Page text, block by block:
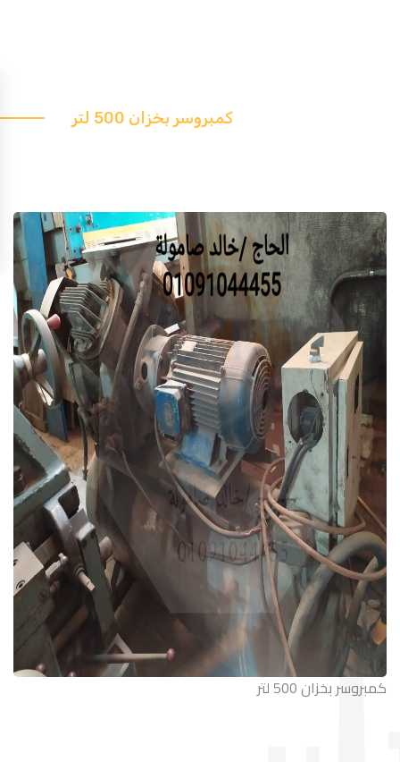
كمبروسر بخزان 500 لتر
كمبروسر بخزان 500 لتر